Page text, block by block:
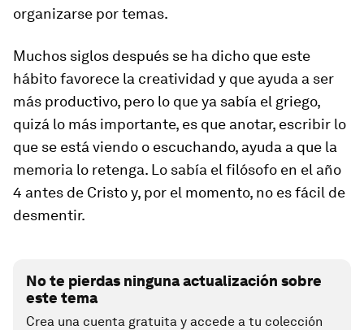
organizarse por temas.
Muchos siglos después se ha dicho que este
hábito favorece la creatividad y que ayuda a ser
más productivo, pero lo que ya sabía el griego,
quizá lo más importante, es que anotar, escribir lo
que se está viendo o escuchando, ayuda a que la
memoria lo retenga. Lo sabía el filósofo en el año
4 antes de Cristo y, por el momento, no es fácil de
desmentir.
No te pierdas ninguna actualización sobre
este tema
Crea una cuenta gratuita y accede a tu colección